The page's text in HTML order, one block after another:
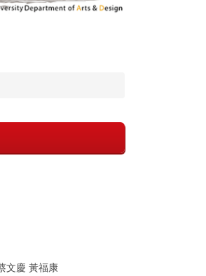
文慶 黃福康